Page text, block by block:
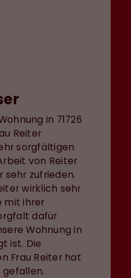
in 71726
Reiter
sorgfältigen
von Reiter
sehr zufrieden.
wirklich sehr
mit ihrer
dafür
Wohnung in
ist. Die
Frau Reiter hat
gefallen.